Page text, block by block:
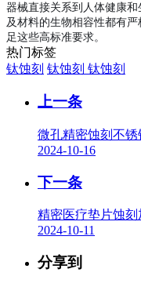
器械直接关系到人体健康
及材料的生物相容性都有
足这些高标准要求。
热门标签
钛蚀刻 钛蚀刻 钛蚀刻
上一条
微孔精密蚀刻不锈
2024-10-16
下一条
精密医疗垫片蚀
2024-10-11
分享到